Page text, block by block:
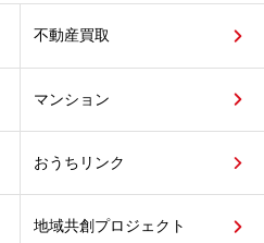
不動産買取
マンション
おうちリンク
地域共創プロジェクト